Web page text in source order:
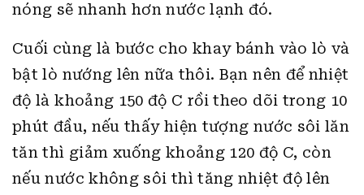
nóng sẽ nhanh hơn nước lạnh đó.
Cuối cùng là bước cho khay bánh vào lò và
bật lò nướng lên nữa thôi. Bạn nên để nhiệt
độ là khoảng 150 độ C rồi theo dõi trong 10
phút đầu, nếu thấy hiện tượng nước sôi lăn
tăn thì giảm xuống khoảng 120 độ C, còn
nếu nước không sôi thì tăng nhiệt độ lên